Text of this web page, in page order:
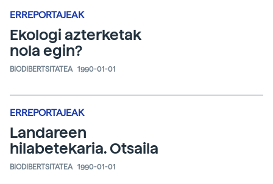
ERREPORTAJEAK
Ekologi azterketak
nola egin?
BIODIBERTSITATEA 1990-01-01
ERREPORTAJEAK
Landareen
hilabetekaria. Otsaila
BIODIBERTSITATEA 1990-01-01